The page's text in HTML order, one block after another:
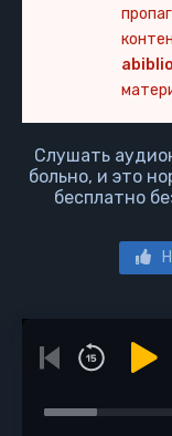
Слушать
больно, и это
бесплатно